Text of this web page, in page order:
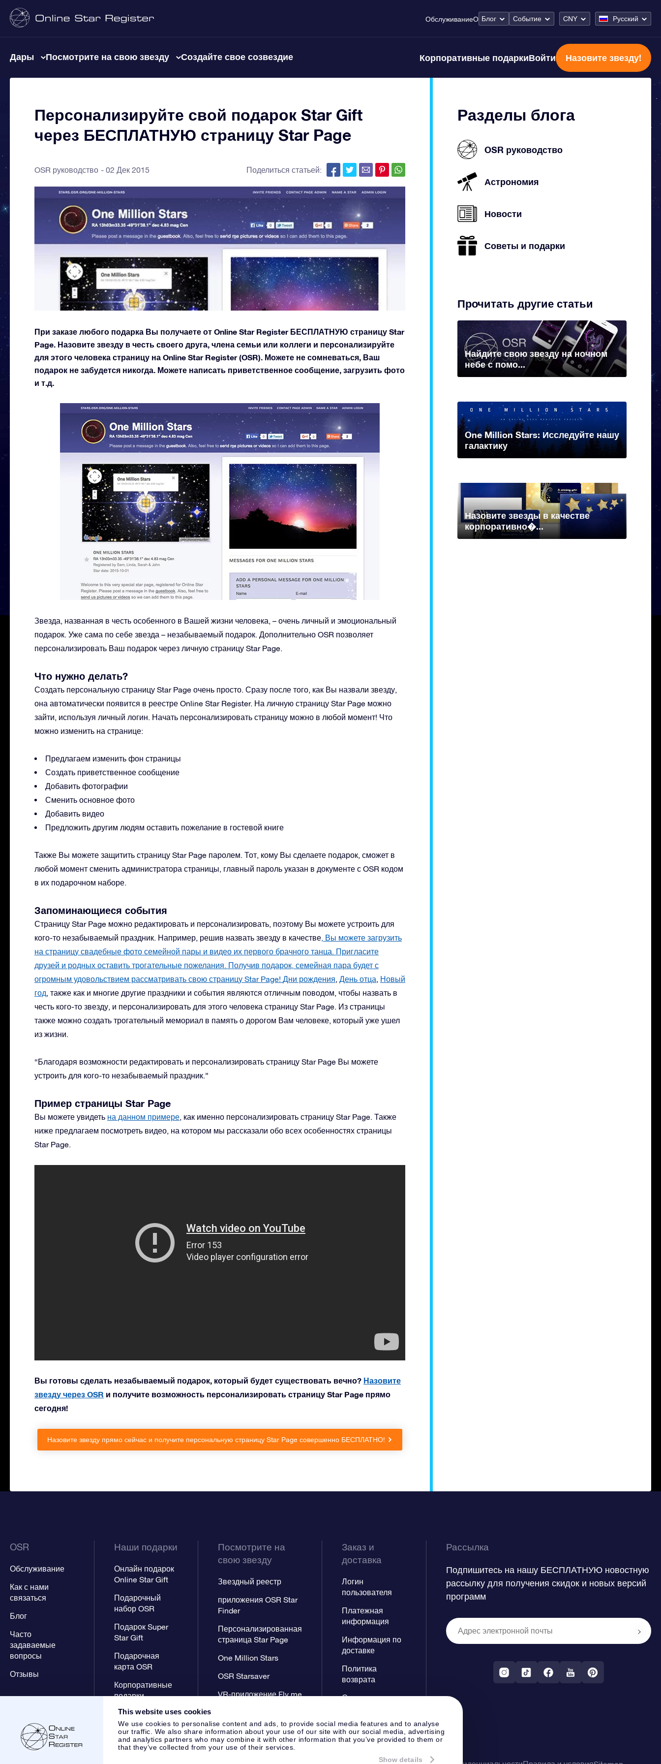
This website uses cookies
We use cookies to personalise content and ads, to provide social media features and to analyse
our traffic. We also share information about your use of our site with our social media, advertising
and analytics partners who may combine it with other information that you’ve provided to them or
that they’ve collected from your use of their services.
Show details
ОбслуживаниеО Блог Событие CNY Русский
Дары Посмотрите на свою звезду Создайте свое созвездие Корпоративные подаркиВойти Назовите звезду!
Персонализируйте свой подарок Star Gift
через БЕСПЛАТНУЮ страницу Star Page
OSR руководство 02 Дек 2015 Поделиться статьей:
При заказе любого подарка Вы получаете от Online Star Register БЕСПЛАТНУЮ страницу Star
Page. Назовите звезду в честь своего друга, члена семьи или коллеги и персонализируйте
для этого человека страницу на Online Star Register (OSR). Можете не сомневаться, Ваш
подарок не забудется никогда. Можете написать приветственное сообщение, загрузить фото
и т.д.
Звезда, названная в честь особенного в Вашей жизни человека, – очень личный и эмоциональный
подарок. Уже сама по себе звезда – незабываемый подарок. Дополнительно OSR позволяет
персонализировать Ваш подарок через личную страницу Star Page.
Что нужно делать?
Создать персональную страницу Star Page очень просто. Сразу после того, как Вы назвали звезду,
она автоматически появится в реестре Online Star Register. На личную страницу Star Page можно
зайти, используя личный логин. Начать персонализировать страницу можно в любой момент! Что
можно изменить на странице:
Предлагаем изменить фон страницы
Создать приветственное сообщение
Добавить фотографии
Сменить основное фото
Добавить видео
Предложить другим людям оставить пожелание в гостевой книге
Также Вы можете защитить страницу Star Page паролем. Тот, кому Вы сделаете подарок, сможет в
любой момент сменить администратора страницы, главный пароль указан в документе с OSR кодом
в их подарочном наборе.
Запоминающиеся события
Страницу Star Page можно редактировать и персонализировать, поэтому Вы можете устроить для
кого-то незабываемый праздник. Например, решив назвать звезду в качестве, Вы можете загрузить
на страницу свадебные фото семейной пары и видео их первого брачного танца. Пригласите
друзей и родных оставить трогательные пожелания. Получив подарок, семейная пара будет с
огромным удовольствием рассматривать свою страницу Star Page! Дни рождения, День отца, Новый
год, также как и многие другие праздники и события являются отличным поводом, чтобы назвать в
честь кого-то звезду, и персонализировать для этого человека страницу Star Page. Из страницы
также можно создать трогательный мемориал в память о дорогом Вам человеке, который уже ушел
из жизни.
“Благодаря возможности редактировать и персонализировать страницу Star Page Вы можете
устроить для кого-то незабываемый праздник.”
Пример страницы Star Page
Вы можете увидеть на данном примере, как именно персонализировать страницу Star Page. Также
ниже предлагаем посмотреть видео, на котором мы рассказали обо всех особенностях страницы
Star Page.
Вы готовы сделать незабываемый подарок, который будет существовать вечно? Назовите
звезду через OSR и получите возможность персонализировать страницу Star Page прямо
сегодня!
Назовите звезду прямо сейчас и получите персональную страницу Star Page совершенно БЕСПЛАТНО!
Разделы блога
OSR руководство
Астрономия
Новости
Советы и подарки
Прочитать другие статьи
Найдите свою звезду на ночном
небе с помо...
One Million Stars: Исследуйте нашу
галактику
Назовите звезды в качестве
корпоративно�...
OSR
Обслуживание
Как с нами
связаться
Блог
Часто
задаваемые
вопросы
Отзывы
Наши подарки
Онлайн подарок
Online Star Gift
Подарочный
набор OSR
Подарок Super
Star Gift
Подарочная
карта OSR
Корпоративные
подарки
Посмотрите на
свою звезду
Звездный реестр
приложения OSR Star
Finder
Персонализированная
страница Star Page
One Million Stars
OSR Starsaver
VR-приложение Fly me
Заказ и
доставка
Логин
пользователя
Платежная
информация
Информация по
доставке
Политика
возврата
Созвездиях
Рассылка
Подпишитесь на нашу БЕСПЛАТНУЮ новостную
рассылку для получения скидок и новых версий
программ